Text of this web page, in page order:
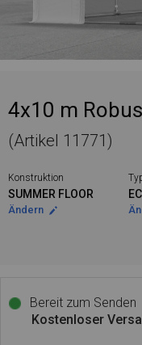
4x10 m
(Artikel 11771)
Konstruktion
SUMMER FLOOR
Ändern
Bereit zum Senden
Kostenloser